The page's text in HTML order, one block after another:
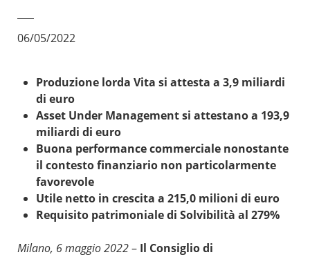
06/05/2022
Produzione lorda Vita si attesta a 3,9 miliardi
di euro
Asset Under Management si attestano a 193,9
miliardi di euro
Buona performance commerciale nonostante
il contesto finanziario non particolarmente
favorevole
Utile netto in crescita a 215,0 milioni di euro
Requisito patrimoniale di Solvibilità al 279%
Milano, 6 maggio 2022– Il Consiglio di